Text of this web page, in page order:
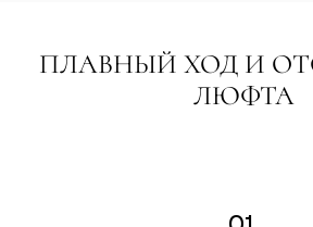
ПЛАВНЫЙ ХОД И
ЛЮФТА